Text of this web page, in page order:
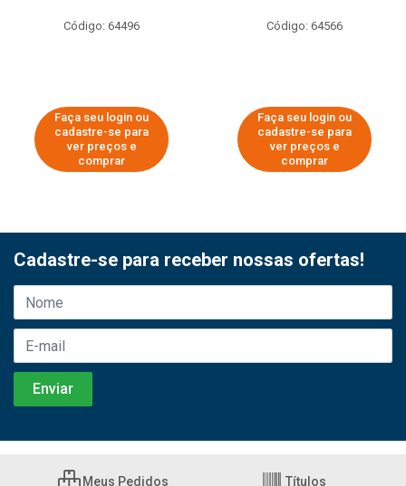
Código: 64496
Faça seu login ou
cadastre-se para
ver preços e
comprar
Código: 64566
Faça seu login ou
cadastre-se para
ver preços e
comprar
Cadastre-se para receber nossas ofertas!
Meus Pedidos Títulos